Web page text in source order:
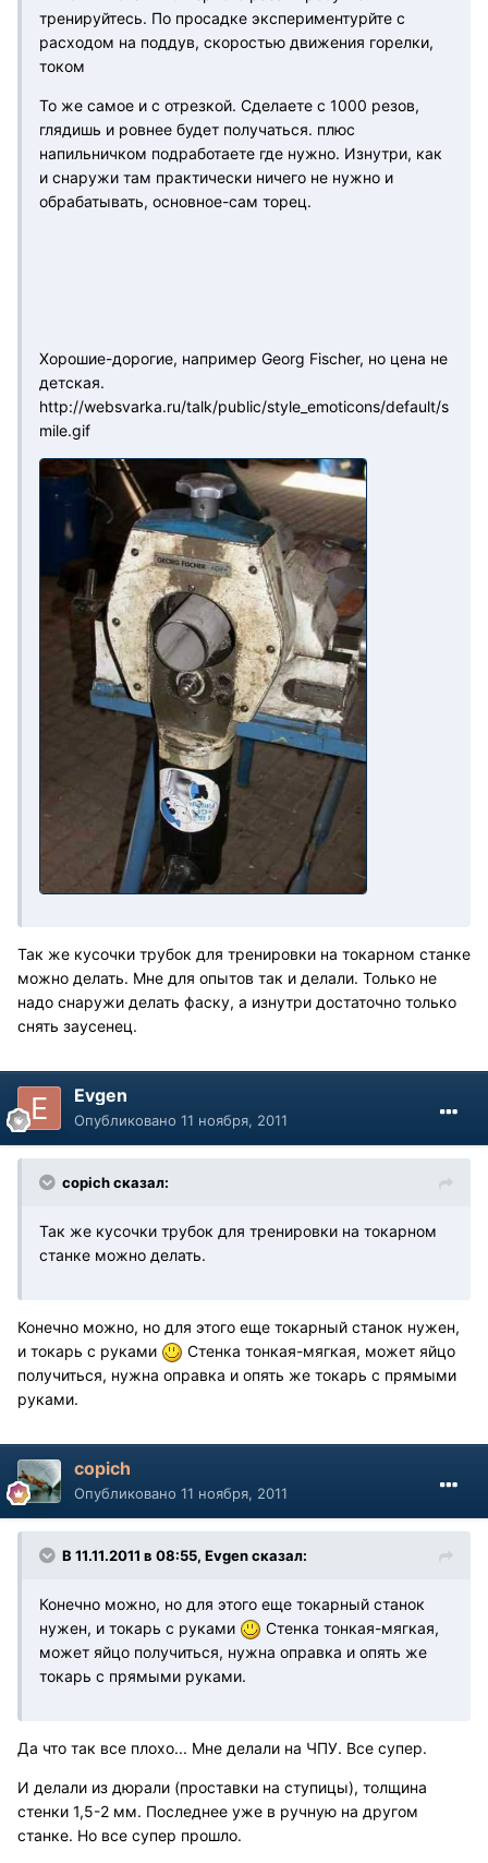
тренируйтесь. По просадке экспериментурйте с
расходом на поддув, скоростью движения горелки,
током
То же самое и с отрезкой. Сделаете с 1000 резов,
глядишь и ровнее будет получаться. плюс
напильничком подработаете где нужно. Изнутри, как
и снаружи там практически ничего не нужно и
обрабатывать, основное-сам торец.
Хорошие-дорогие, например Georg Fischer, но цена не
детская.
http://websvarka.ru/talk/public/style_emoticons/default/s
mile.gif
Так же кусочки трубок для тренировки на токарном станке
можно делать. Мне для опытов так и делали. Только не
надо снаружи делать фаску, а изнутри достаточно только
снять заусенец.
Evgen
Опубликовано 11 ноября, 2011
copich сказал:
Так же кусочки трубок для тренировки на токарном
станке можно делать.
Конечно можно, но для этого еще токарный станок нужен,
и токарь с руками
Стенка тонкая-мягкая, может яйцо
получиться, нужна оправка и опять же токарь с прямыми
руками.
copich
Опубликовано 11 ноября, 2011
В 11.11.2011 в 08:55, Evgen сказал:
Конечно можно, но для этого еще токарный станок
нужен, и токарь с руками
Стенка тонкая-мягкая,
может яйцо получиться, нужна оправка и опять же
токарь с прямыми руками.
Да что так все плохо... Мне делали на ЧПУ. Все супер.
И делали из дюрали (проставки на ступицы), толщина
стенки 1,5-2 мм. Последнее уже в ручную на другом
станке. Но все супер прошло.